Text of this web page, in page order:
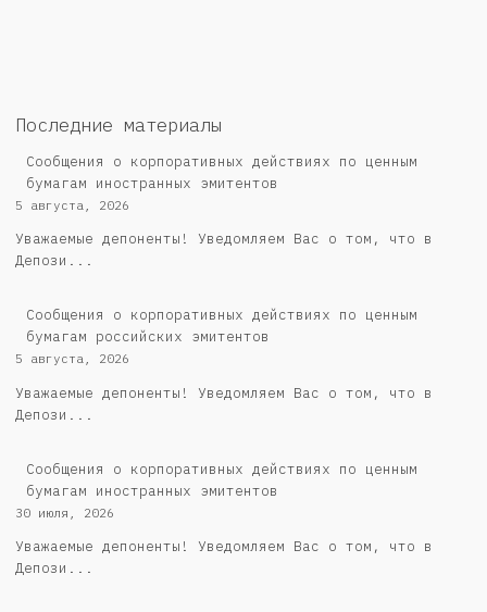
Последние материалы
Сообщения о корпоративных действиях по ценным
бумагам иностранных эмитентов
5 августа, 2026
Уважаемые депоненты! Уведомляем Вас о том, что в
Депози...
Cообщения о корпоративных действиях по ценным
бумагам российских эмитентов
5 августа, 2026
Уважаемые депоненты! Уведомляем Вас о том, что в
Депози...
Сообщения о корпоративных действиях по ценным
бумагам иностранных эмитентов
30 июля, 2026
Уважаемые депоненты! Уведомляем Вас о том, что в
Депози...